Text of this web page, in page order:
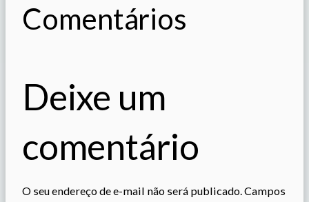
Comentários
Deixe um
comentário
O seu endereço de e-mail não será publicado.Campos